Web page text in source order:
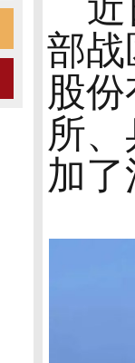
近
部战
股
所
加